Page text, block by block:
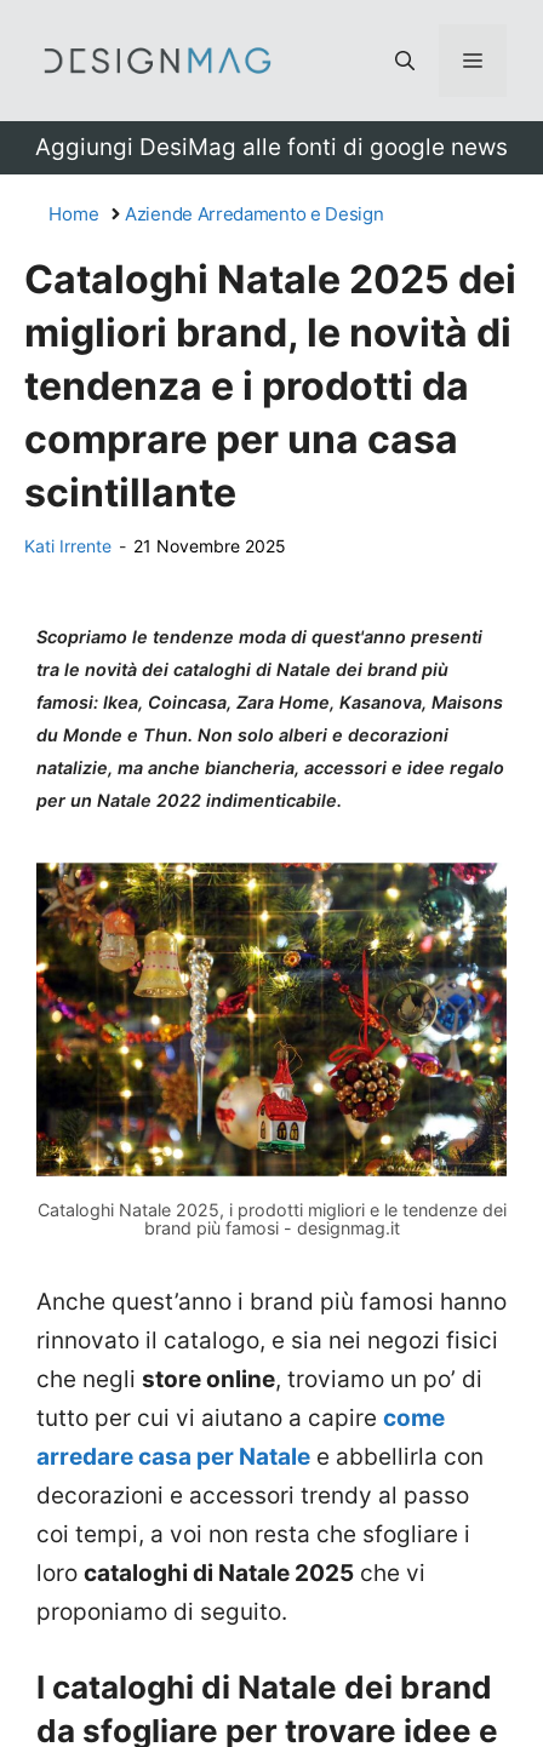
Menu
Aggiungi DesiMag alle fonti di google news
Home Aziende Arredamento e Design
Cataloghi Natale 2025 dei
migliori brand, le novità di
tendenza e i prodotti da
comprare per una casa
scintillante
Kati Irrente - 21 Novembre 2025
Scopriamo le tendenze moda di quest'anno presenti
tra le novità dei cataloghi di Natale dei brand più
famosi: Ikea, Coincasa, Zara Home, Kasanova, Maisons
du Monde e Thun. Non solo alberi e decorazioni
natalizie, ma anche biancheria, accessori e idee regalo
per un Natale 2022 indimenticabile.
Cataloghi Natale 2025, i prodotti migliori e le tendenze dei
brand più famosi - designmag.it
Anche quest’anno i brand più famosi hanno
rinnovato il catalogo, e sia nei negozi fisici
che negli store online, troviamo un po’ di
tutto per cui vi aiutano a capire come
arredare casa per Natale e abbellirla con
decorazioni e accessori trendy al passo
coi tempi, a voi non resta che sfogliare i
loro cataloghi di Natale 2025 che vi
proponiamo di seguito.
I cataloghi di Natale dei brand
da sfogliare per trovare idee e